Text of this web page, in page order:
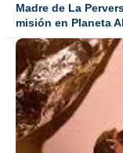
Madre de La
misión en Planeta